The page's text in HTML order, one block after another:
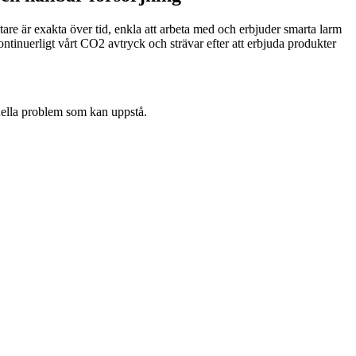
är exakta över tid, enkla att arbeta med och erbjuder smarta larm
vårt CO2 avtryck och strävar efter att erbjuda produkter
problem som kan uppstå.